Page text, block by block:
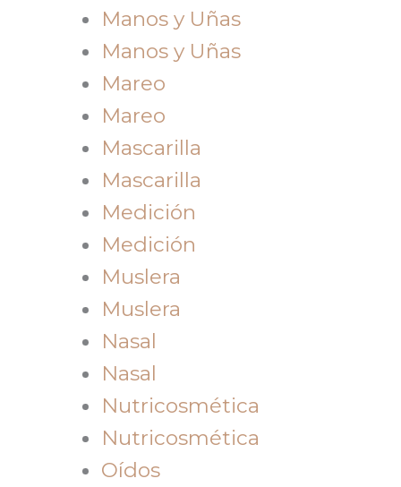
Manos y Uñas
Manos y Uñas
Mareo
Mareo
Mascarilla
Mascarilla
Medición
Medición
Muslera
Muslera
Nasal
Nasal
Nutricosmética
Nutricosmética
Oídos